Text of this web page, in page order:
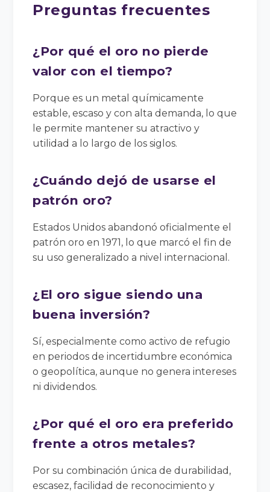
Preguntas frecuentes
¿Por qué el oro no pierde
valor con el tiempo?
Porque es un metal químicamente
estable, escaso y con alta demanda, lo que
le permite mantener su atractivo y
utilidad a lo largo de los siglos.
¿Cuándo dejó de usarse el
patrón oro?
Estados Unidos abandonó oficialmente el
patrón oro en 1971, lo que marcó el fin de
su uso generalizado a nivel internacional.
¿El oro sigue siendo una
buena inversión?
Sí, especialmente como activo de refugio
en periodos de incertidumbre económica
o geopolítica, aunque no genera intereses
ni dividendos.
¿Por qué el oro era preferido
frente a otros metales?
Por su combinación única de durabilidad,
escasez, facilidad de reconocimiento y